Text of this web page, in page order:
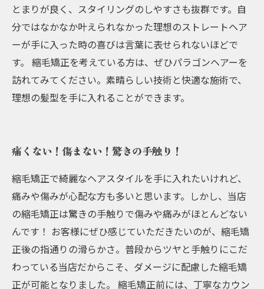
とまりが良く、スタイリングのしやすさも抜群です。自
分ではなかなか叶えられなかった理想のストレートヘア
ーが手に入った時の喜びは言葉に表せられないほどで
す。 縮毛矯正を考えている方は、ぜひパラゴンヘアーを
訪れてみてください。素晴らしい技術と快適な施術で、
理想の髪型を手に入れることができます。
痛くない！傷まない！驚きの手触り！
縮毛矯正で綺麗なヘアスタイルを手に入れたいけれど、
痛みや傷みが心配な方も多いと思います。しかし、当店
の縮毛矯正は驚きの手触りで傷みや痛みがほとんどない
んです！ お客様にぜひ感じていただきたいのが、縮毛矯
正後の指通りの滑らかさ。普段からツヤと手触りにこだ
わっている当店だからこそ、ダメージに配慮した縮毛矯
正が可能となりました。 縮毛矯正前には、丁寧なカウン